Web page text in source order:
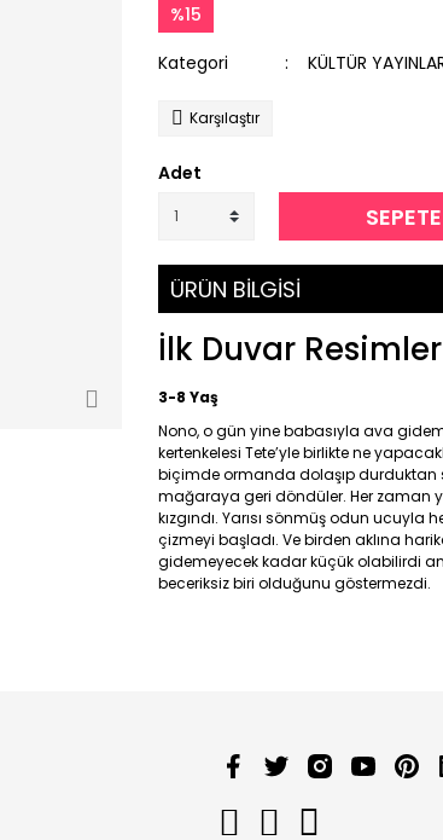
%15
Kategori KÜLTÜR
Karşılaştır
Adet
ÜRÜN BİLGİSİ
İlk Duvar
3-8 Yaş
Nono, o gün yine babasıyla ava
kertenkelesi Tete’yle birlikte ne
biçimde ormanda dolaşıp durduktan
mağaraya geri döndüler. Her zaman
kızgındı. Yarısı sönmüş odun ucuyla
çizmeyi başladı. Ve birden aklına
gidemeyecek kadar küçük olabilirdi
beceriksiz biri olduğunu göstermezdi.